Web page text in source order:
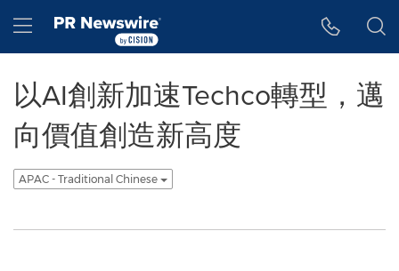
Hamburger menu
以AI創新加速Techco轉型，邁
向價值創造新高度
APAC - Traditional Chinese